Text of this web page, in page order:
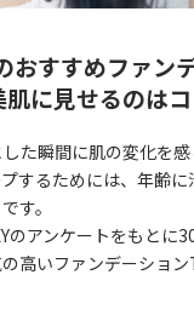
おすすめファン
に見せるのは
た瞬間に肌の変化を
するためには、年齢
す。
のアンケートをもとに
高いファンデーショ